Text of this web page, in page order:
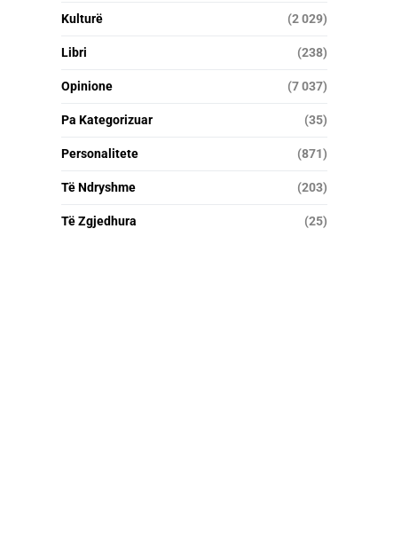
Kulturë (2 029)
Libri (238)
Opinione (7 037)
Pa Kategorizuar (35)
Personalitete (871)
Të Ndryshme (203)
Të Zgjedhura (25)